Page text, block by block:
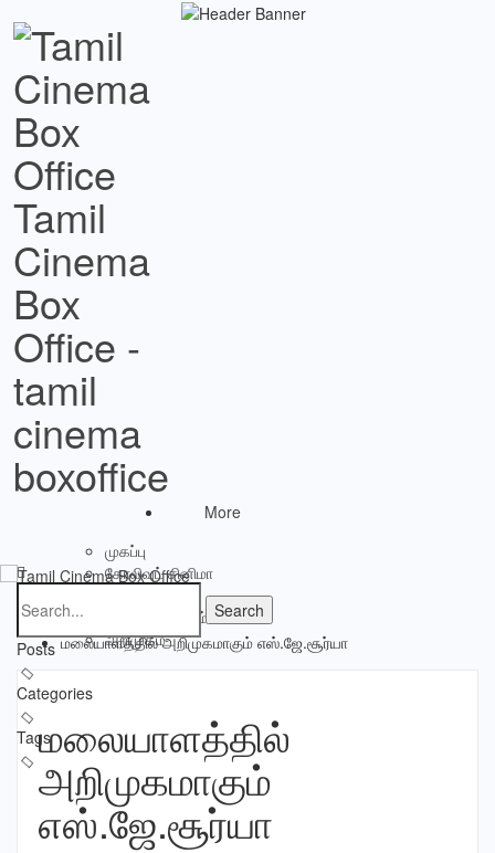
Tamil
Cinema
Box
Office -
tamil
cinema
boxoffice
More
முகப்பு
கோலிவுட் சினிமா
திரை விமர்சனம்
அறிமுகம்
Posts
Categories
Tags
கோலிவுட் சினிமா
மலையாளத்தில் அறிமுகமாகும் எஸ்.ஜே.சூர்யா
மலையாளத்தில்
அறிமுகமாகும்
எஸ்.ஜே.சூர்யா